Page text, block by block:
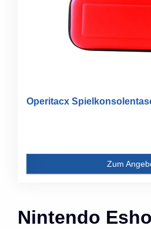
Operitacx
Zum
Nintendo